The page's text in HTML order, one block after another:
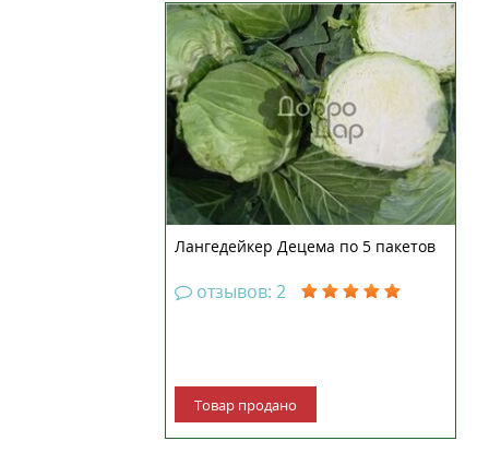
Позднеспелый сорт, который
готов к употреблению через 6
месяцев хранения. Период от
всходов до технической спелости
140-150 дней. Употребляется в
свежем виде, не теряет своих
вкусовых качеств после
длительного хранения. Кочан
твер...
Лангедейкер Децема по 5 пакетов
отзывов: 2
Товар продано